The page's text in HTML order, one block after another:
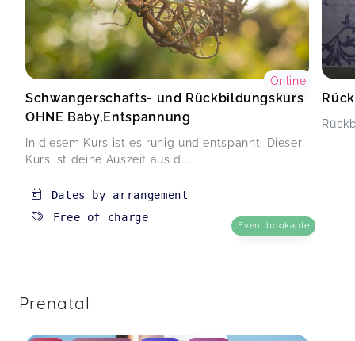
Schwangerschafts- und Rückbildungskurs
OHNE Baby,Entspannung
In diesem Kurs ist es ruhig und entspannt. Dieser
Kurs ist deine Auszeit aus d...
Online
Dates by arrangement
Free of charge
Event bookable
Prenatal